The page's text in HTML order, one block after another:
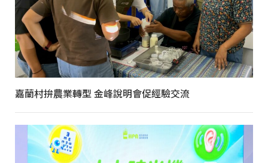
嘉蘭村拚農業轉型 金峰說明會促經驗交流